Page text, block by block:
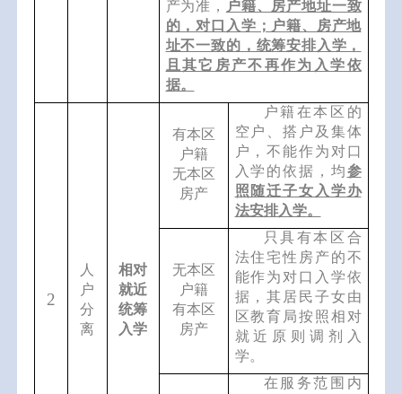
产为准，
户籍、房产地址一致
的，对口入学；户籍、房产地
址不一致的，统筹安排入学，
且 其它房产不再作为入学依
据。
2
人
户
分
离
相对
就近
统筹
入学
有本区
户籍
无本区
房产
户籍在本区的
空户、搭户及集体
户 ，不能作为对口
入学的依据， 均参
照随迁子女入学办
法安排入学。
无本区
户籍
有本区
房产
只具有本区 合
法住宅性房产的不
能作为对口入学依
据，其 居民子女由
区教育局按照相对
就近原则调剂入
学。
在 服务范围内